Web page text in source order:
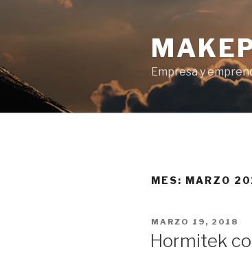
Empresa y
MES: MARZO
POSTED
ON
MARZO 19, 2018
Hormitek